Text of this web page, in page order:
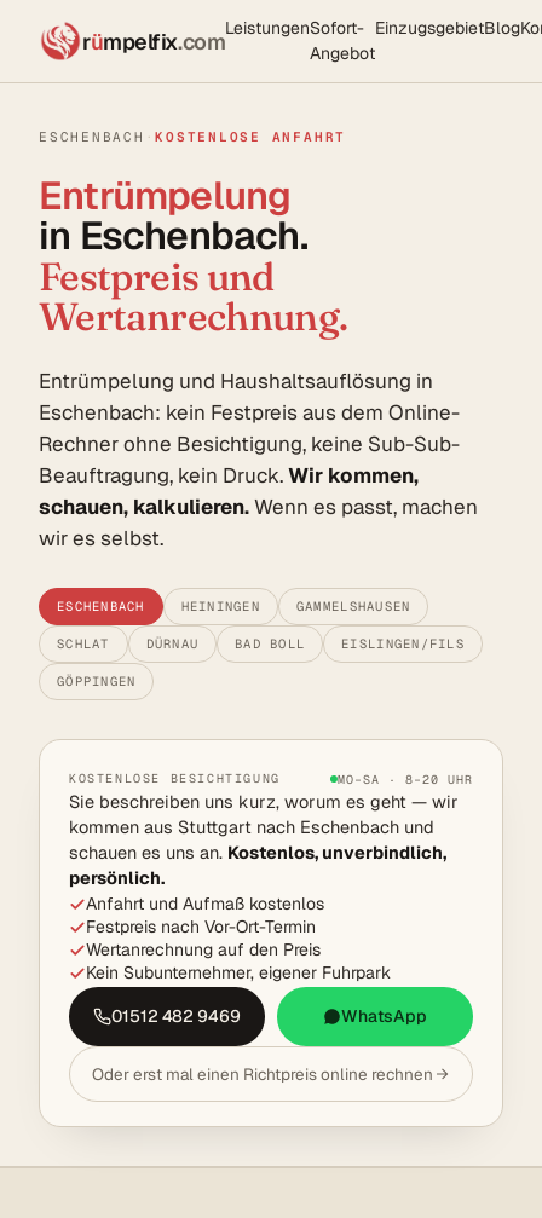
rümpelfix.comLeistungenSofort-
Angebot
EinzugsgebietBlog
ESCHENBACH ·KOSTENLOSE ANFAHRT
Entrümpelung
in Eschenbach.
Festpreis und
Wertanrechnung.
Entrümpelung und Haushaltsauflösung in
Eschenbach: kein Festpreis aus dem Online-
Rechner ohne Besichtigung, keine Sub-Sub-
Beauftragung, kein Druck.Wir kommen,
schauen, kalkulieren.Wenn es passt, machen
wir es selbst.
ESCHENBACH HEININGEN GAMMELSHAUSEN
SCHLAT DÜRNAU BAD BOLL EISLINGEN/FILS
GÖPPINGEN
KOSTENLOSE BESICHTIGUNG MO–SA · 8–20 UHR
Sie beschreiben uns kurz, worum es geht — wir
kommen aus Stuttgart nach Eschenbach und
schauen es uns an. Kostenlos, unverbindlich,
persönlich.
Anfahrt und Aufmaß kostenlos
Festpreis nach Vor-Ort-Termin
Wertanrechnung auf den Preis
Kein Subunternehmer, eigener Fuhrpark
01512 482 9469
WhatsApp
Oder erst mal einen Richtpreis online rechnen